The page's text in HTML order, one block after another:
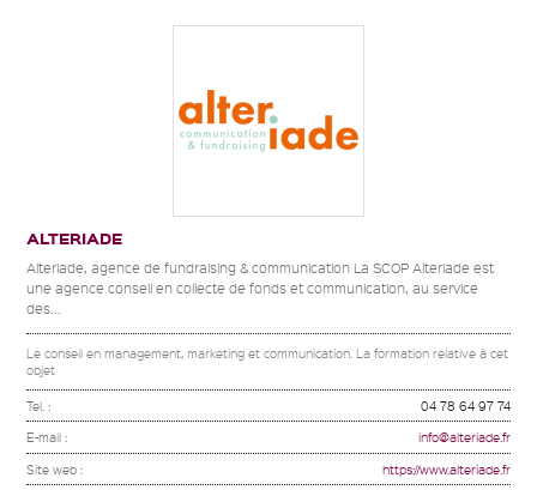
ALTERIADE
Alteriade, agence de fundraising & communication La SCOP Alteriade est
une agence conseil en collecte de fonds et communication, au service
des...
Le conseil en management, marketing et communication. La formation relative à cet
objet
Tel. : 04 78 64 97 74
E-mail : info@alteriade.fr
Site web : https://www.alteriade.fr